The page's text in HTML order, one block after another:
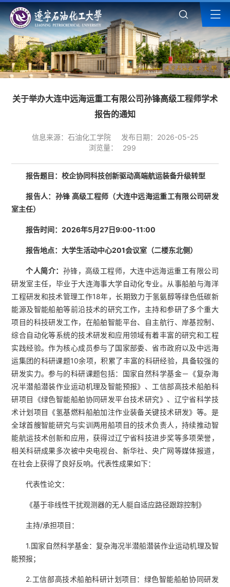
关于举办大连中远海运重工有限公司孙锋高级工程师学术
报告的通知
信息来源：石油化工学院
发布日期：2026-05-25
浏览量：
299
报告题目：校企协同科技创新驱动高端航运装备升级转型
报告人：孙锋 高级工程师（大连中远海运重工有限公司研发
室主任）
报告时间：2026年5月27日9:00-11:00
报告地点：大学生活动中心201会议室（二楼东北侧）
个人简介： 孙锋，高级工程师，大连中远海运重工有限公司
研发室主任，毕业于大连海事大学自动化专业。从事船舶与海洋
工程研发和技术管理工作18年，长期致力于氢氨醇等绿色低碳新
能源及智能船舶等前沿技术的研究工作，主持和参研了多个重大
项目的科技研发工作，在船舶智能平台、自主航行、岸基控制、
综合自动化等系统的技术研发和应用领域有着丰富的研究和工程
实践经验。作为核心成员参与了国家部委、省市政府以及中远海
运集团的科研课题10余项，积累了丰富的科研经验，具备较强的
研发实力。参与的科研课题包括：国家自然科学基金－《复杂海
况半潜船潜装作业运动机理及智能预报》、工信部高技术船舶科
研项目《绿色智能船舶协同研发平台技术研究》、辽宁省科学技
术计划项目《氢基燃料船舶加注作业装备关键技术研发》等。是
全球首艘智能研究与实训两用船项目的技术负责人，持续推动智
能航运技术创新和应用，获得过辽宁省科技进步奖等多项荣誉，
相关科研成果多次被中央电视台、新华社、央广网等媒体报道，
在社会上获得了良好反响。代表性成果如下：
代表性论文：
《基于非线性干扰观测器的无人艇自适应路径跟踪控制》
主持/承担项目：
1.国家自然科学基金：复杂海况半潜船潜装作业运动机理及智
能预报；
2.工信部高技术船舶科研计划项目：绿色智能船舶协同研发